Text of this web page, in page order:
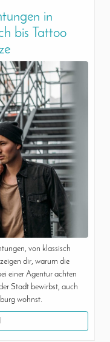
in
bis Tattoo
von klassisch
dir, warum die
einer Agentur achten
Stadt bewirbst, auch
wohnst.